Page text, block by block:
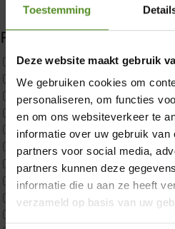
Toestemming
Deze website maakt gebruik
We gebruiken cookies om
personaliseren, om functies
en om ons websiteverkeer te
informatie over uw gebruik van
partners voor social media,
partners kunnen deze
informatie die u aan ze heeft
verzameld op basis van uw
Filter producten
Uncategorized
2x p650 1pers
Custom
CustomBoxspring
ErkendMatras 1 Pers
ErkendMatras 2 Pers
ErkendMatras twijfelaar
Matrassen
Matrastopper 10cm